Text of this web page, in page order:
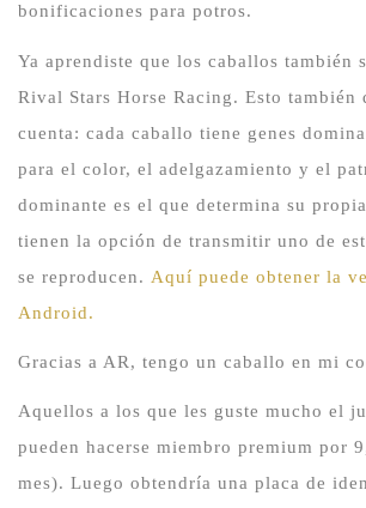
bonificaciones para potros.
Ya aprendiste que los caballos también
Rival Stars Horse Racing. Esto también
cuenta: cada caballo tiene genes
para el color, el adelgazamiento y el
dominante es el que determina su
tienen la opción de transmitir uno de
se reproducen. Aquí puede obtener la
Android.
Gracias a AR, tengo un caballo en mi
Aquellos a los que les guste mucho el
pueden hacerse miembro premium por
mes). Luego obtendría una placa de